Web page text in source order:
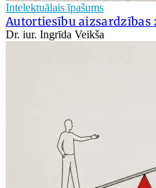
Intelektuālais īpašums
Autortiesību
Dr. iur. Ingrīda Veikša